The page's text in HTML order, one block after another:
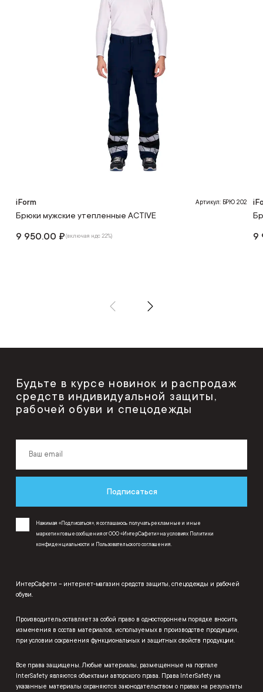
iForm Артикул: БРЮ 202
Брюки мужские утепленные ACTIVЕ
9 950.00 ₽(включая ндс 22%) 9
Будьте в курсе новинок и распродаж
средств индивидуальной защиты,
рабочей обуви и спецодежды
Подписаться
Нажимая «Подписаться», я соглашаюсь получать рекламные и иные
маркетинговые сообщения от ООО «ИнтерСафети» на условиях Политики
конфиденциальности и Пользовательского соглашения.
ИнтерСафети – интернет-магазин средств защиты, спецодежды и рабочей
обуви.
Производитель оставляет за собой право в одностороннем порядке вносить
изменения в состав материалов, используемых в производстве продукции,
при условии сохранения функциональных и защитных свойств продукции.
Все права защищены. Любые материалы, размещенные на портале
InterSafety являются объектами авторского права. Права InterSafety на
указанные материалы охраняются законодательством о правах на результаты